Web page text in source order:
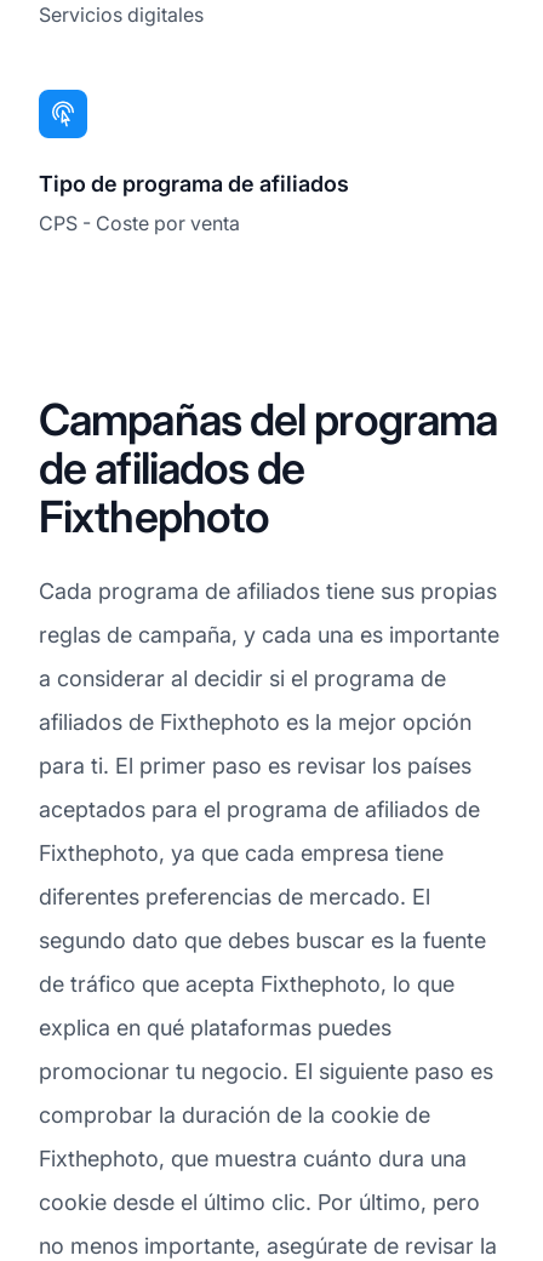
Servicios digitales
Tipo de programa de afiliados
CPS - Coste por venta
Campañas del programa
de afiliados de
Fixthephoto
Cada programa de afiliados tiene sus propias
reglas de campaña, y cada una es importante
a considerar al decidir si el programa de
afiliados de Fixthephoto es la mejor opción
para ti. El primer paso es revisar los países
aceptados para el programa de afiliados de
Fixthephoto, ya que cada empresa tiene
diferentes preferencias de mercado. El
segundo dato que debes buscar es la fuente
de tráfico que acepta Fixthephoto, lo que
explica en qué plataformas puedes
promocionar tu negocio. El siguiente paso es
comprobar la duración de la cookie de
Fixthephoto, que muestra cuánto dura una
cookie desde el último clic. Por último, pero
no menos importante, asegúrate de revisar la